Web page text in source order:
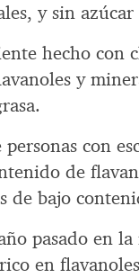
y sin
hecho con
y
con
de
de bajo
pasado en
en